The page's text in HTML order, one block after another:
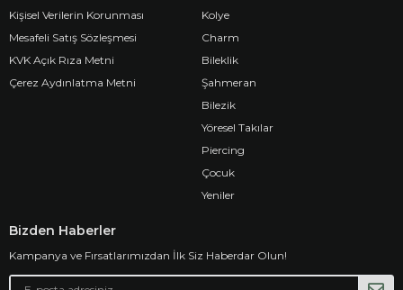
Kişisel Verilerin Korunması
Mesafeli Satış Sözleşmesi
KVK Açık Rıza Metni
Çerez Aydınlatma Metni
Kolye
Charm
Bileklik
Şahmeran
Bilezik
Yöresel Takılar
Piercing
Çocuk
Yeniler
Bizden Haberler
Kampanya ve Fırsatlarımızdan İlk Siz Haberdar Olun!